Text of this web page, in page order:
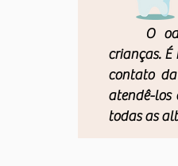
O
crianças. É
contato
atendê-los
todas as